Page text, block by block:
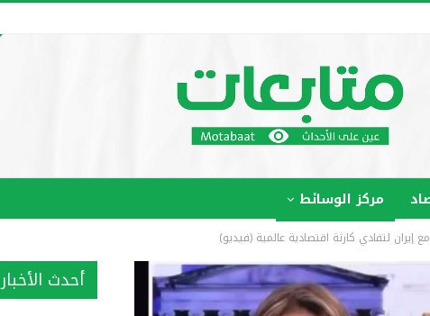
مركز الوسائط
لتفادي كارثة اقتصادية عالمية (فيديو)
أحدث الأخبار